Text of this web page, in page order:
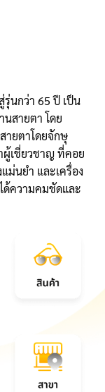
นกว่า 65 ปี เป็น
นสายตา โดย
ายตาโดยจักษุ
เชี่ยวชาญ ที่คอย
ม่นยำ และเครื่อง
ความคมชัดและ